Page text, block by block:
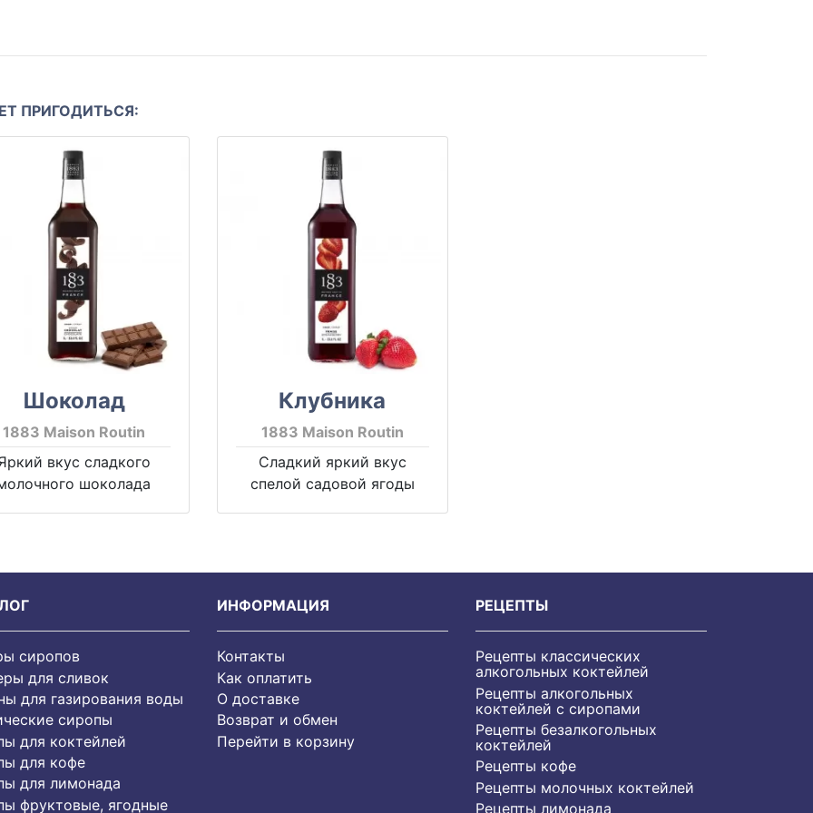
ПРИГОДИТЬСЯ:
Шоколад
1883 Maison Routin
вкус сладкого
шоколада
Клубника
1883 Maison Routin
Сладкий яркий вкус
спелой садовой ягоды
сиропов
для сливок
для газирования воды
сиропы
для коктейлей
для кофе
для лимонада
фруктовые, ягодные
ИНФОРМАЦИЯ
Контакты
Как оплатить
О доставке
Возврат и обмен
Перейти в корзину
РЕЦЕПТЫ
Рецепты классических
алкогольных коктейлей
Рецепты алкогольных
коктейлей с сиропами
Рецепты безалкогольных
коктейлей
Рецепты кофе
Рецепты молочных коктейлей
Рецепты лимонада